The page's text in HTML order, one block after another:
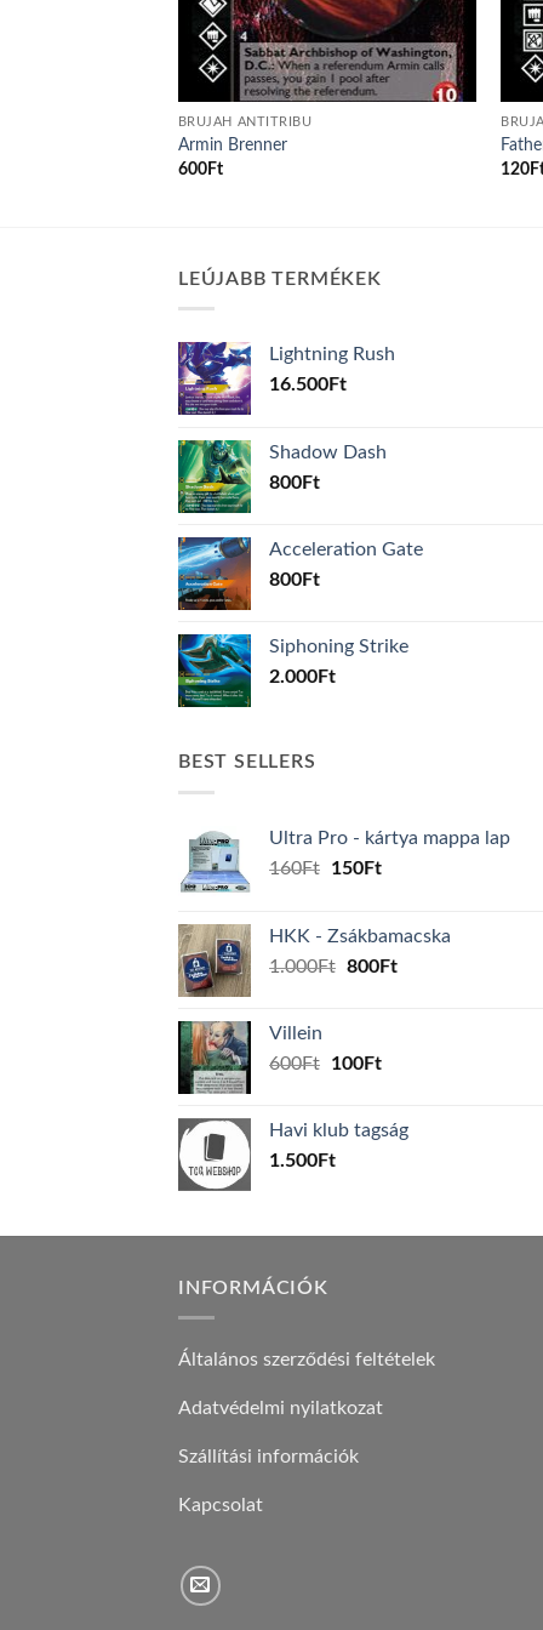
BRUJAH ANTITRIBU
Armin Brenner
600Ft
120
LEÚJABB TERMÉKEK
Lightning Rush
16.500Ft
Shadow Dash
800Ft
Acceleration Gate
800Ft
Siphoning Strike
2.000Ft
BEST SELLERS
Ultra Pro - kártya mappa lap
160Ft
Original
160Ft.
150FtCurrent
150Ft.
HKK - Zsákbamacska
1.000Ft Original
800FtCurrent
Villein
600Ft
Original
600Ft.
100FtCurrent
100Ft.
Havi klub tagság
1.500Ft
INFORMÁCIÓK
Általános szerződési feltételek
Adatvédelmi nyilatkozat
Szállítási információk
Kapcsolat